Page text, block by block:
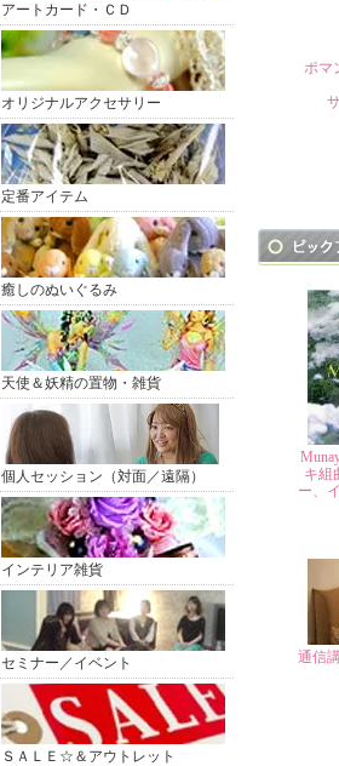
アートカード・ＣＤ
オリジナルアクセサリー
定番アイテム
癒しのぬいぐるみ
天使＆妖精の置物・雑貨
個人セッション（対面／遠隔）
インテリア雑貨
セミナー／イベント
ＳＡＬＥ☆＆アウトレット
ポマ
キ組
ー、
通信